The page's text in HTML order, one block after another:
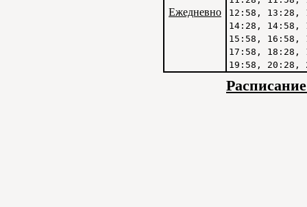
Ежедневно
12:58, 13:28,
14:28, 14:58,
15:58, 16:58,
17:58, 18:28,
19:58, 20:28,